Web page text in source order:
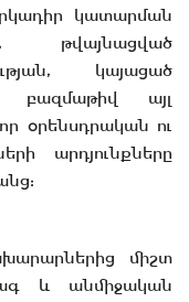
կատարման
թվայնացված
կայացած
բազմաթիվ այլ
օրենսդրական ու
արդյունքները
միշտ
և անմիջական